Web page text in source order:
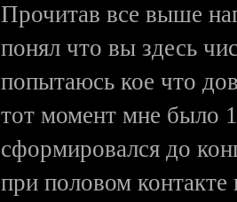
Прочитав все выше
понял что вы здесь
попытаюсь кое что
тот момент мне было
сформировался до
при половом